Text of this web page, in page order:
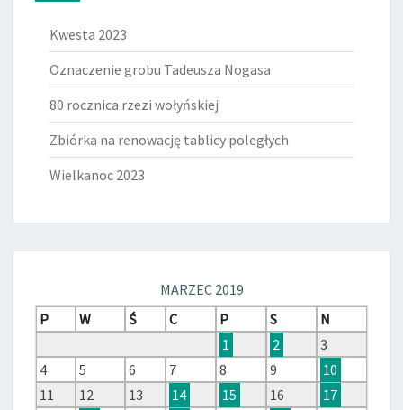
Kwesta 2023
Oznaczenie grobu Tadeusza Nogasa
80 rocznica rzezi wołyńskiej
Zbiórka na renowację tablicy poległych
Wielkanoc 2023
MARZEC 2019
P
W Ś C P S
N
1
2
3
4
5 6 7 8 9
10
11
12 13 14 15 16
17